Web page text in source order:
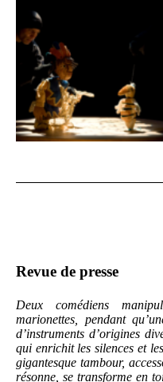
Revue de presse
Deux comédiens
marionettes, pendant
d’instruments d’origines
qui enrichit les silences et
gigantesque tambour,
résonne, se transforme en